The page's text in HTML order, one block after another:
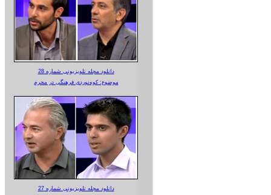
دانلود مجله تلویزیونی شماره 28
موضوع: کوه‌نوردی فرهنگی در محرم
دانلود مجله تلویزیونی شماره 27